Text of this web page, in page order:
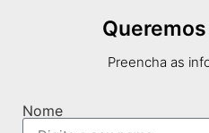
Preencha as
Nome